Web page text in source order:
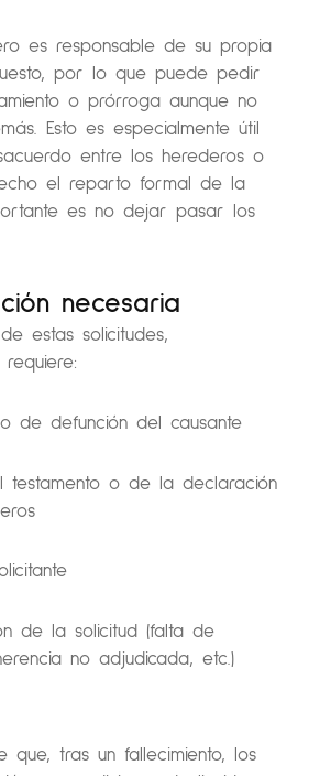
es responsable de su propia
por lo que puede pedir
o prórroga aunque no
Esto es especialmente útil
entre los herederos o
el reparto formal de la
es no dejar pasar los
necesaria
estas solicitudes,
de defunción del causante
testamento o de la declaración
de la solicitud (falta de
no adjudicada, etc.)
que, tras un fallecimiento, los